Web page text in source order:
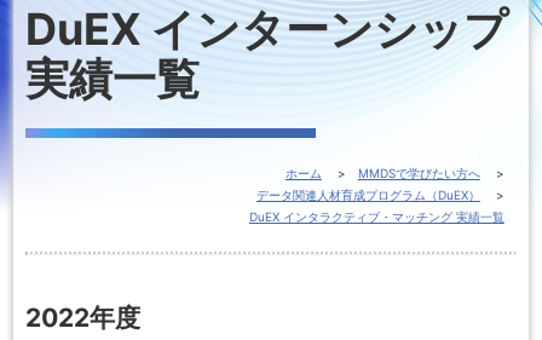
DuEX インターンシップ
実績一覧
ホーム
MMDSで学びたい方へ
データ関連人材育成プログラム（DuEX）
DuEX インタラクティブ・マッチング 実績一覧
2022年度